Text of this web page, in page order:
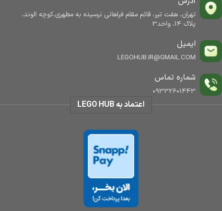
تهران، هفت تیر، قائم مقام فراهانی نرسیده به مطهری،کوچه الوند،
پلاک 14، واحد3
ایمیل
LEGOHUB.IR@GMAIL.COM
شماره تماس
09332601443
اعتماد به LEGO HUB